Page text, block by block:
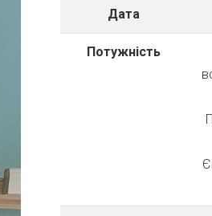
Дата
Потужність